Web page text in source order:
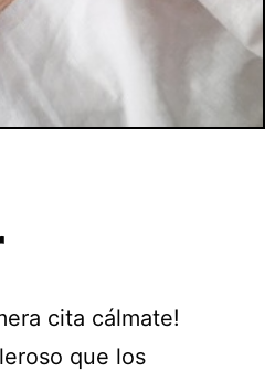
cita cálmate!
que los